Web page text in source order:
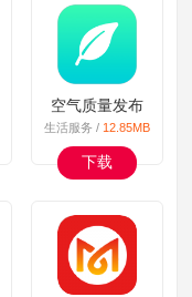
空气质量发布
生活服务 / 12.85MB
下载